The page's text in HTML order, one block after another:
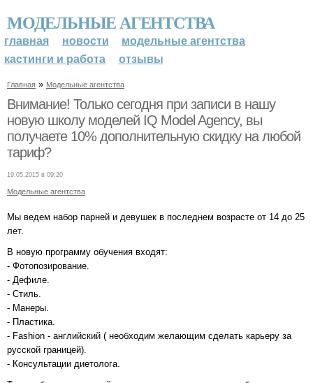
МОДЕЛЬНЫЕ АГЕНТСТВА
главная новости
модельные агентства
кастинги и работа
отзывы
Главная » Модельные агентства
Внимание! Только сегодня при записи в нашу
новую школу моделей IQ Model Agency, вы
получаете 10% дополнительную скидку на любой
тариф?
19.05.2015 в 09:20
Модельные агентства
Мы ведем набор парней и девушек в последнем возрасте от 14 до 25
лет.
В новую программу обучения входят:
- Фотопозирование.
- Дефиле.
- Стиль.
- Манеры.
- Пластика.
- Fashion - английский ( необходим желающим сделать карьеру за
русской границей).
- Консультации диетолога.